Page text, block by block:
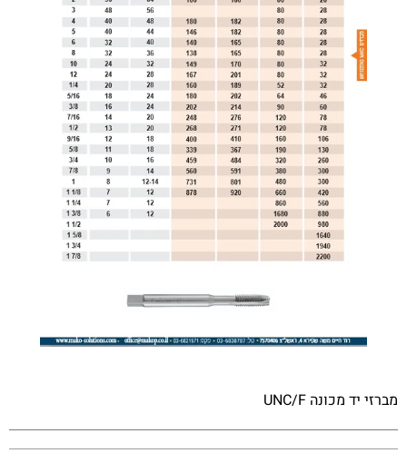
מברזי יד מכונה UNC/F